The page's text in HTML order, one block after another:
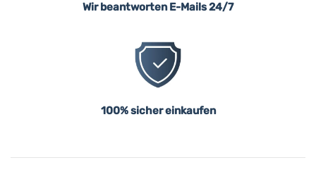
Wir beantworten E-Mails 24/7
100% sicher einkaufen